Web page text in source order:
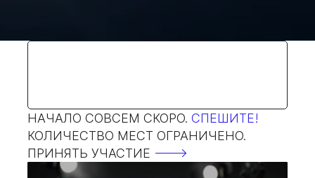
НАЧАЛО СОВСЕМ СКОРО. СПЕШИТЕ!
КОЛИЧЕСТВО МЕСТ ОГРАНИЧЕНО.
ПРИНЯТЬ УЧАСТИЕ 🡒